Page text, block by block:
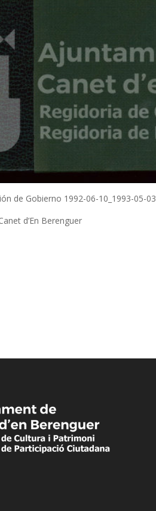
de Gobierno 1992-06-10_1993-05-03
d’En Berenguer